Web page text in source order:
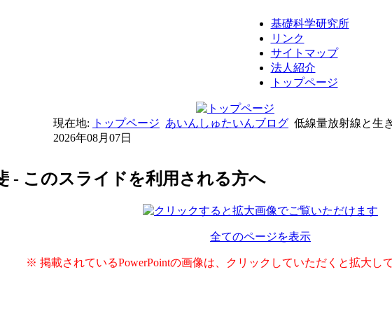
基礎科学研究所
リンク
サイトマップ
法人紹介
トップページ
現在地: トップページ あいんしゅたいんブログ 低線量放射線と生
2026年08月07日
- このスライドを利用される方へ
全てのページを表示
※ 掲載されているPowerPointの画像は、クリックしていただくと拡大し